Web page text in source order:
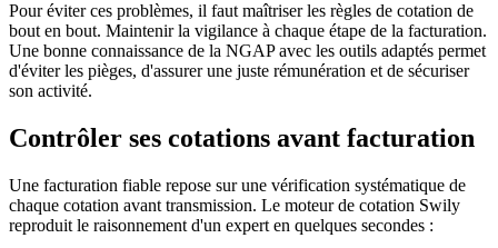
Pour éviter ces problèmes, il faut maîtriser les règles de cotation de
bout en bout. Maintenir la vigilance à chaque étape de la facturation.
Une bonne connaissance de la NGAP avec les outils adaptés permet
d'éviter les pièges, d'assurer une juste rémunération et de sécuriser
son activité.
Contrôler ses cotations avant facturation
Une facturation fiable repose sur une vérification systématique de
chaque cotation avant transmission. Le moteur de cotation Swily
reproduit le raisonnement d'un expert en quelques secondes :